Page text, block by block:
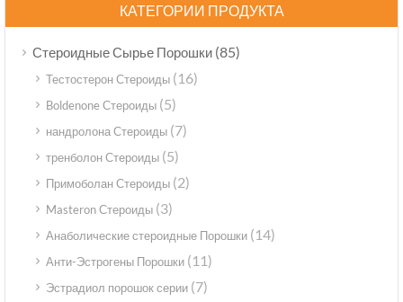
КАТЕГОРИИ ПРОДУКТА
Стероидные Сырье Порошки (85)
Тестостерон Стероиды (16)
Boldenone Стероиды (5)
нандролона Стероиды (7)
тренболон Стероиды (5)
Примоболан Стероиды (2)
Masteron Стероиды (3)
Анаболические стероидные Порошки (14)
Анти-Эстрогены Порошки (11)
Эстрадиол порошок серии (7)